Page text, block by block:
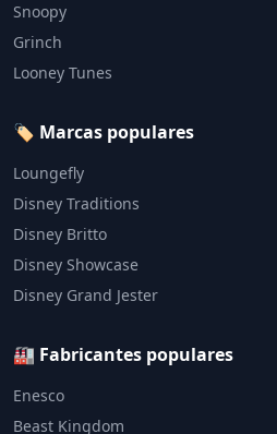
Snoopy
Grinch
Looney Tunes
🏷️ Marcas populares
Loungefly
Disney Traditions
Disney Britto
Disney Showcase
Disney Grand Jester
🏭 Fabricantes populares
Enesco
Beast Kingdom